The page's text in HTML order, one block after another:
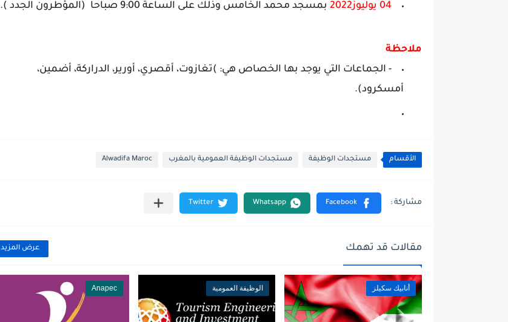
04 يوليوز2022 بمسجد محمد الخامس وذلك على الساعة 9:00 صباحا (المؤطرون الجدد ).
ملاحظة
- الجماعات التي يوجد بها الخصاص هي: )تغازوت، أقصري، أورير، الدراركة، أضمين،
أمسكرود).
الأقسام مستجدات الوظيفة مستجدات الوظيفة العمومية بالمغرب Alwadifa Maroc
مقالات قد تهمك عرض المزيد
أنابيك سكيلز الوظيفة العمومية Anapec